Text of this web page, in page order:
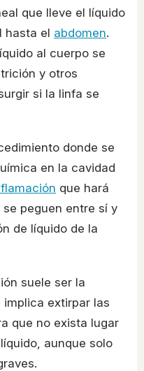
que lleve el líquido
hasta el abdomen.
al cuerpo se
y otros
si la linfa se
donde se
en la cavidad
que hará
peguen entre sí y
de líquido de la
suele ser la
extirpar las
que no exista lugar
aunque solo